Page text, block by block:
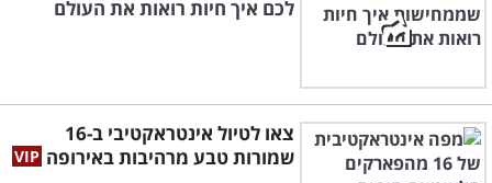
לכם איך חיות רואות את העולם
צאו לטיול אינטראקטיבי ב-16
שמורות טבע מרהיבות באירופה